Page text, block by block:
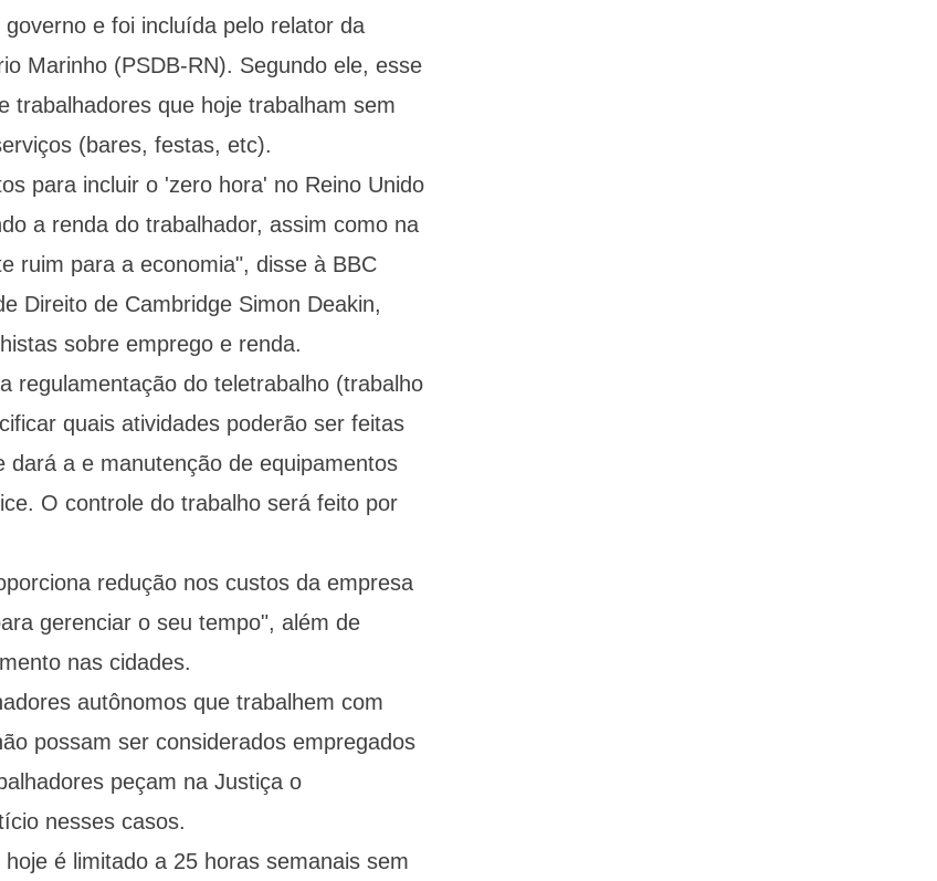
e foi incluída pelo relator da
Marinho (PSDB-RN). Segundo ele, esse
trabalhadores que hoje trabalham sem
(bares, festas, etc).
para incluir o 'zero hora' no Reino Unido
a renda do trabalhador, assim como na
ruim para a economia", disse à BBC
Direito de Cambridge Simon Deakin,
sobre emprego e renda.
regulamentação do teletrabalho (trabalho
quais atividades poderão ser feitas
a e manutenção de equipamentos
O controle do trabalho será feito por
redução nos custos da empresa
gerenciar o seu tempo", além de
nas cidades.
autônomos que trabalhem com
possam ser considerados empregados
peçam na Justiça o
nesses casos.
é limitado a 25 horas semanais sem